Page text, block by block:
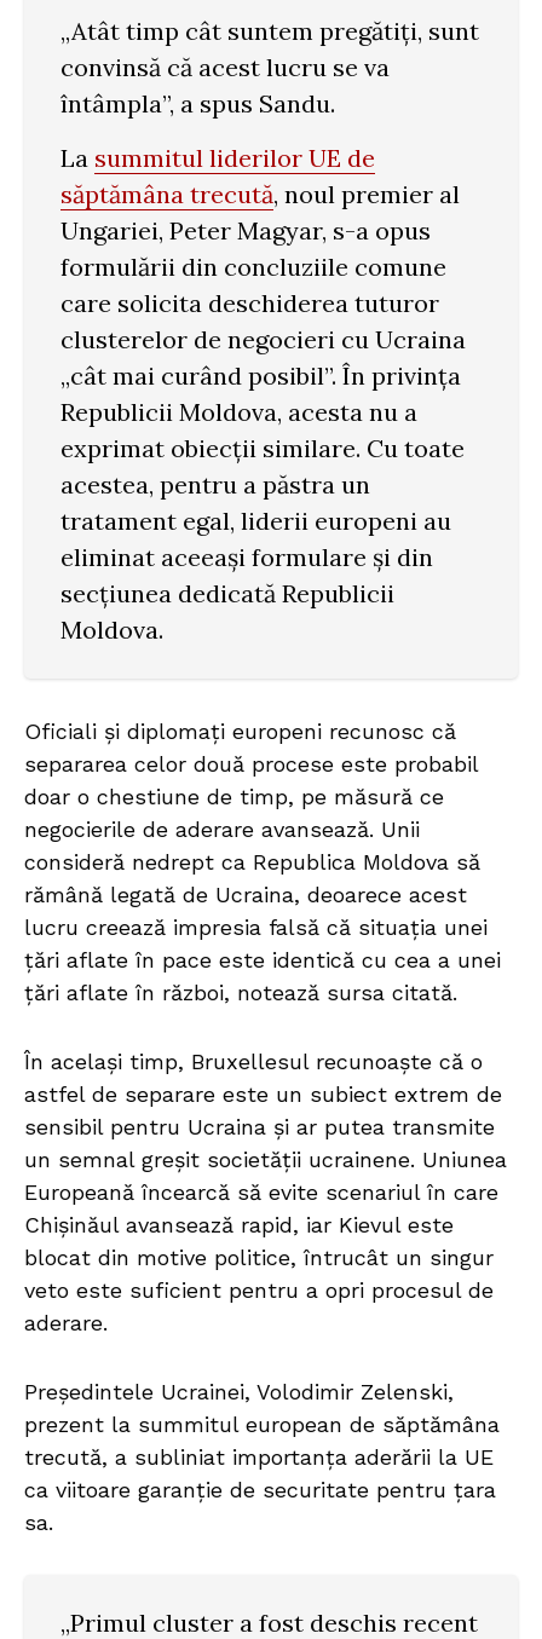
„Atât timp cât suntem pregătiți, sunt
convinsă că acest lucru se va
întâmpla”, a spus Sandu.
La summitul liderilor UE de
săptămâna trecută, noul premier al
Ungariei, Peter Magyar, s-a opus
formulării din concluziile comune
care solicita deschiderea tuturor
clusterelor de negocieri cu Ucraina
„cât mai curând posibil”. În privința
Republicii Moldova, acesta nu a
exprimat obiecții similare. Cu toate
acestea, pentru a păstra un
tratament egal, liderii europeni au
eliminat aceeași formulare și din
secțiunea dedicată Republicii
Moldova.
Oficiali și diplomați europeni recunosc că
separarea celor două procese este probabil
doar o chestiune de timp, pe măsură ce
negocierile de aderare avansează. Unii
consideră nedrept ca Republica Moldova să
rămână legată de Ucraina, deoarece acest
lucru creează impresia falsă că situația unei
țări aflate în pace este identică cu cea a unei
țări aflate în război, notează sursa citată.
În același timp, Bruxellesul recunoaște că o
astfel de separare este un subiect extrem de
sensibil pentru Ucraina și ar putea transmite
un semnal greșit societății ucrainene. Uniunea
Europeană încearcă să evite scenariul în care
Chișinăul avansează rapid, iar Kievul este
blocat din motive politice, întrucât un singur
veto este suficient pentru a opri procesul de
aderare.
Președintele Ucrainei, Volodimir Zelenski,
prezent la summitul european de săptămâna
trecută, a subliniat importanța aderării la UE
ca viitoare garanție de securitate pentru țara
sa.
„Primul cluster a fost deschis recent